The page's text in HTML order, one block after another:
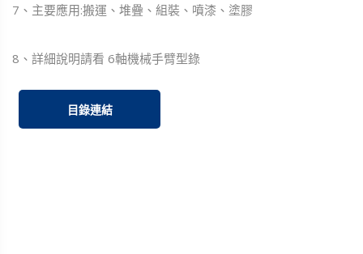
7、主要應用:搬運、堆疊、組裝、噴漆、塗膠
8、詳細說明請看 6軸機械手臂型錄
目錄連結